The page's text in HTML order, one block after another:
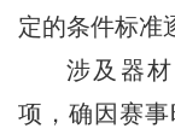
定的条件标准
涉及器
项，确因赛